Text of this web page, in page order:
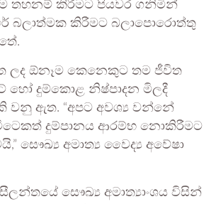
තහනම් කිරීමට පියවර ගනිමින්
බලාත්මක කිරීමට බලාපොරොත්තු
ලද ඕනෑම කෙනෙකුට තම ජීවිත
හෝ දුම්කොළ නිෂ්පාදන මිලදී
වනු ඇත. “අපට අවශ්‍ය වන්නේ
දුම්පානය ආරම්භ නොකිරීමට
සෞඛ්‍ය අමාත්‍ය වෛද්‍ය අවේෂා
සෞඛ්‍ය අමාත්‍යාංශය විසින්